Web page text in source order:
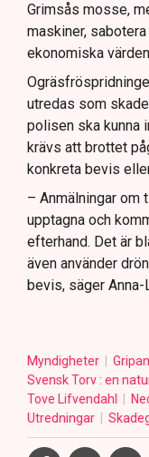
Grimsås mosse,
maskiner,
ekonomiska
utredas som
polisen ska kunna
krävs att brottet
konkreta bevis
– Anmälningar om
upptagna och
efterhand. Det är
även använder
bevis, säger Anna-
Myndigheter
Svensk Torv : en
Tove Lifvendahl
Utredningar